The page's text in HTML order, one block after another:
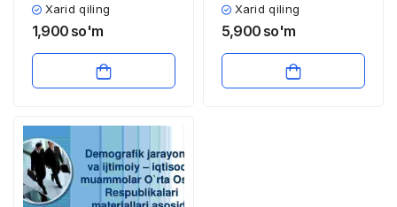
Xarid qiling
1,900 so'm
Xarid qiling
5,900 so'm